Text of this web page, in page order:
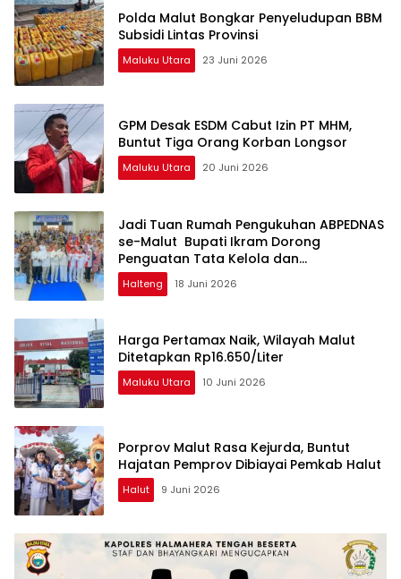
Polda Malut Bongkar Penyeludupan BBM
Subsidi Lintas Provinsi
Maluku Utara 23 Juni 2026
GPM Desak ESDM Cabut Izin PT MHM,
Buntut Tiga Orang Korban Longsor
Maluku Utara 20 Juni 2026
Jadi Tuan Rumah Pengukuhan ABPEDNAS
se-Malut Bupati Ikram Dorong
Penguatan Tata Kelola dan
Pengawasan Desa
Halteng 18 Juni 2026
Harga Pertamax Naik, Wilayah Malut
Ditetapkan Rp16.650/Liter
Maluku Utara 10 Juni 2026
Porprov Malut Rasa Kejurda, Buntut
Hajatan Pemprov Dibiayai Pemkab Halut
Halut 9 Juni 2026